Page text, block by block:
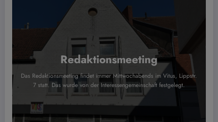
Redaktionsmeeting
Das Redaktionsmeeting findet immer Mittwochabends im Vitus, Lippstr.
7 statt. Das wurde von der Interessengemeinschaft festgelegt.